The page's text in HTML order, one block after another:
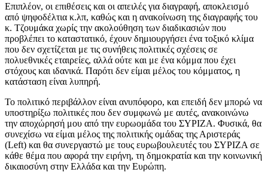
Επιπλέον, οι επιθέσεις και οι απειλές για διαγραφή, αποκλεισμό
από ψηφοδέλτια κ.λπ, καθώς και η ανακοίνωση της διαγραφής του
κ. Τζουμάκα χωρίς την ακολούθηση των διαδικασιών που
προβλέπει το καταστατικό, έχουν δημιουργήσει ένα τοξικό κλίμα
που δεν σχετίζεται με τις συνήθεις πολιτικές σχέσεις σε
πολυεθνικές εταιρείες, αλλά ούτε και με ένα κόμμα που έχει
στόχους και ιδανικά. Παρότι δεν είμαι μέλος του κόμματος, η
κατάσταση είναι λυπηρή.
Το πολιτικό περιβάλλον είναι ανυπόφορο, και επειδή δεν μπορώ να
υποστηρίξω πολιτικές που δεν συμφωνώ με αυτές, ανακοινώνω
την αποχώρησή μου από την ευρωομάδα του ΣΥΡΙΖΑ. Φυσικά, θα
συνεχίσω να είμαι μέλος της πολιτικής ομάδας της Αριστεράς
(Left) και θα συνεργαστώ με τους ευρωβουλευτές του ΣΥΡΙΖΑ σε
κάθε θέμα που αφορά την ειρήνη, τη δημοκρατία και την κοινωνική
δικαιοσύνη στην Ελλάδα και την Ευρώπη.